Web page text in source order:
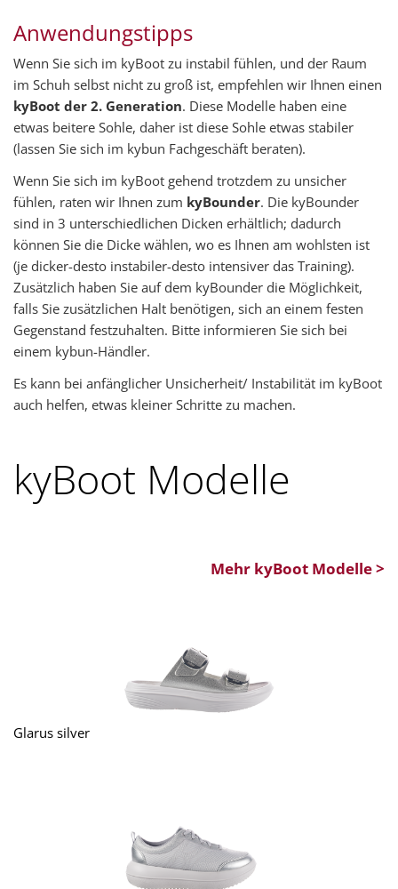
Anwendungstipps
Wenn Sie sich im kyBoot zu instabil fühlen, und der Raum
im Schuh selbst nicht zu groß ist, empfehlen wir Ihnen einen
kyBoot der 2. Generation. Diese Modelle haben eine
etwas beitere Sohle, daher ist diese Sohle etwas stabiler
(lassen Sie sich im kybun Fachgeschäft beraten).
Wenn Sie sich im kyBoot gehend trotzdem zu unsicher
fühlen, raten wir Ihnen zum kyBounder. Die kyBounder
sind in 3 unterschiedlichen Dicken erhältlich; dadurch
können Sie die Dicke wählen, wo es Ihnen am wohlsten ist
(je dicker-desto instabiler-desto intensiver das Training).
Zusätzlich haben Sie auf dem kyBounder die Möglichkeit,
falls Sie zusätzlichen Halt benötigen, sich an einem festen
Gegenstand festzuhalten. Bitte informieren Sie sich bei
einem kybun-Händler.
Es kann bei anfänglicher Unsicherheit/ Instabilität im kyBoot
auch helfen, etwas kleiner Schritte zu machen.
kyBoot Modelle
Mehr kyBoot Modelle >
Glarus silver